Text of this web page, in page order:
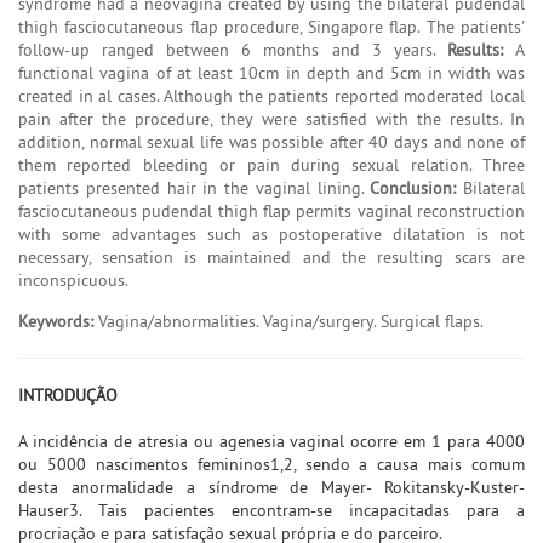
thigh fasciocutaneous flap procedure, Singapore flap. The patients'
follow-up ranged between 6 months and 3 years. Results:A
functional vagina of at least 10cm in depth and 5cm in width was
created in al cases. Although the patients reported moderated local
pain after the procedure, they were satisfied with the results. In
addition, normal sexual life was possible after 40 days and none of
them reported bleeding or pain during sexual relation. Three
patients presented hair in the vaginal lining.Conclusion:Bilateral
fasciocutaneous pudendal thigh flap permits vaginal reconstruction
with some advantages such as postoperative dilatation is not
necessary, sensation is maintained and the resulting scars are
inconspicuous.
Keywords:Vagina/abnormalities. Vagina/surgery. Surgical flaps.
INTRODUÇÃO
A incidência de atresia ou agenesia vaginal ocorre em 1 para 4000
ou 5000 nascimentos femininos1,2, sendo a causa mais comum
desta anormalidade a síndrome de Mayer- Rokitansky-Kuster-
Hauser3. Tais pacientes encontram-se incapacitadas para a
procriação e para satisfação sexual própria e do parceiro.